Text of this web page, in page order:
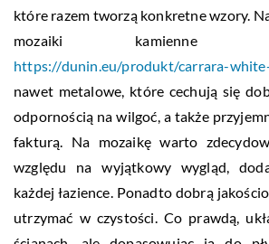
które razem tworzą konkretne wzory.
mozaiki
https://dunin.eu/produkt/carrara-
nawet metalowe, które cechują się
odpornością na wilgoć, a także
fakturą. Na mozaikę warto
względu na wyjątkowy wygląd,
każdej łazience. Ponadto dobrą
utrzymać w czystości. Co prawdą,